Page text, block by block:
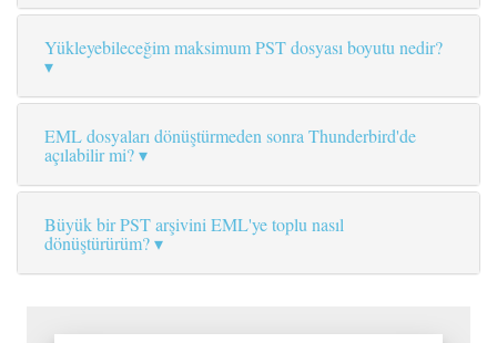
Yükleyebileceğim maksimum PST dosyası boyutu nedir?
EML dosyaları dönüştürmeden sonra Thunderbird'de
açılabilir mi?
Büyük bir PST arşivini EML'ye toplu nasıl
dönüştürürüm?